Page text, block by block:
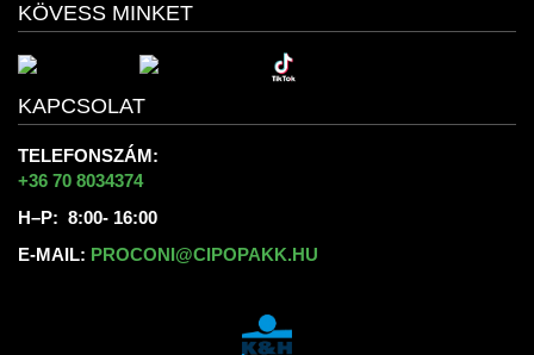
KÖVESS MINKET
KAPCSOLAT
TELEFONSZÁM:
+36 70 8034374
H–P: 8:00- 16:00
E-MAIL: PROCONI@CIPOPAKK.HU